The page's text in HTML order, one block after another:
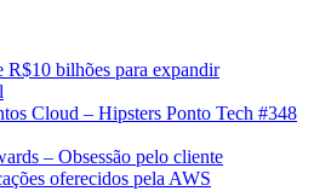
R$10 bilhões para expandir
Cloud – Hipsters Ponto Tech #348
– Obsessão pelo cliente
oferecidos pela AWS